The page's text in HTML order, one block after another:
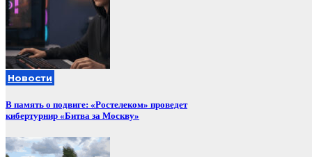
Новости
В память о подвиге: «Ростелеком» проведет
кибертурнир «Битва за Москву»